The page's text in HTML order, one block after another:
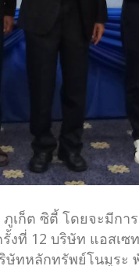
ภูเก็ต ซิตี้ โดยจะมีก
งที่ 12 บริษัท แอสเซ
ษัทหลักทรัพย์โนมูร